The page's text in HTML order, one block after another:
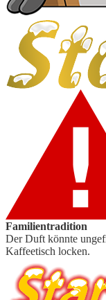
Familientradition
Der Duft könnte
Kaffeetisch locken.